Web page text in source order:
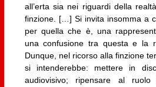
all’erta sia nei riguardi della
finzione. […] Si invita insomma a
per quella che è, una
una confusione tra questa e la
Dunque, nel ricorso alla finzione
si intenderebbe: mettere in
audiovisivo; ripensare al